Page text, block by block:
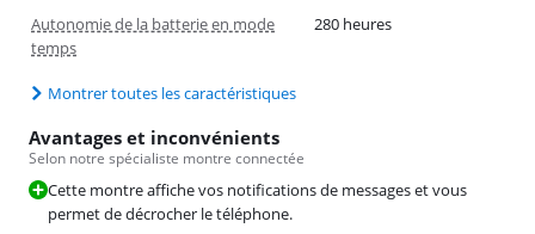
Autonomie de la batterie en mode
temps
280 heures
Montrer toutes les caractéristiques
Avantages et inconvénients
Selon notre spécialiste montre connectée
Cette montre affiche vos notifications de messages et vous
permet de décrocher le téléphone.